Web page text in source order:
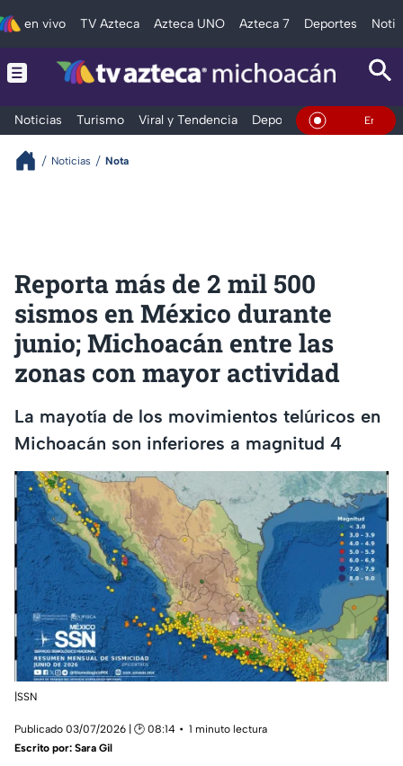
en vivo TV Azteca Azteca UNO Azteca 7 Deportes
Noticias Turismo Viral y Tendencia Deportes Espectáculos
En Vivo
Noticias Nota
Reporta más de 2 mil 500
sismos en México durante
junio; Michoacán entre las
zonas con mayor actividad
La mayotía de los movimientos telúricos en
Michoacán son inferiores a magnitud 4
|SSN
Publicado 03/07/2026 | 🕑 08:14
1 minuto lectura
Escrito por: Sara Gil